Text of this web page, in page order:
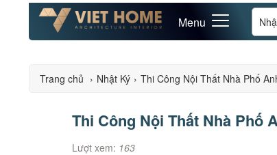
Menu
Trang chủ › Nhật Ký › Thi Công Nội Thất Nhà Phố
Thi Công Nội Thất Nhà Phố
Lượt xem: 163